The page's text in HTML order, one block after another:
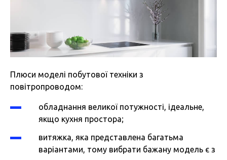
Плюси моделі побутової техніки з
повітропроводом:
обладнання великої потужності, ідеальне,
якщо кухня простора;
витяжка, яка представлена багатьма
варіантами, тому вибрати бажану модель є з